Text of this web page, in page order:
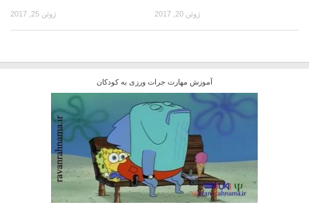
ژوئن 25, 2017 ژوئن 20, 2017
آموزش مهارت جرات ورزی به کودکان